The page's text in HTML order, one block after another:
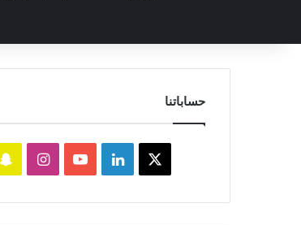
حساباتنا
لينكدإن‫YouTube